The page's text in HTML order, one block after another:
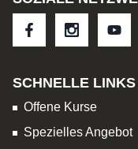
SCHNELLE LINKS
Offene Kurse
Spezielles Angebot